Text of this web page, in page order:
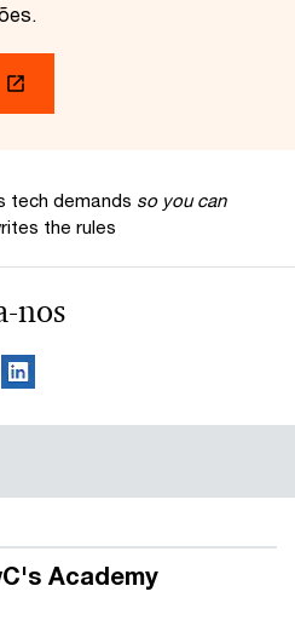
tech demands so you can
the rules
nos
Academy